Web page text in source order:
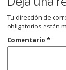
Tu dirección de
obligatorios están
Comentario *